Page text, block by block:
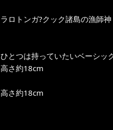
ラロトンガ?クック諸島の漁師
ひとつは持っていたいベーシッ
高さ約18cm
高さ約18cm